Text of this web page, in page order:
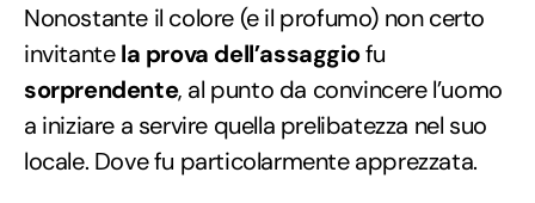
Nonostante il colore (e il profumo) non certo
invitantela prova dell’assaggiofu
sorprendente, al punto da convincere l’uomo
a iniziare a servire quella prelibatezza nel suo
locale. Dove fu particolarmente apprezzata.